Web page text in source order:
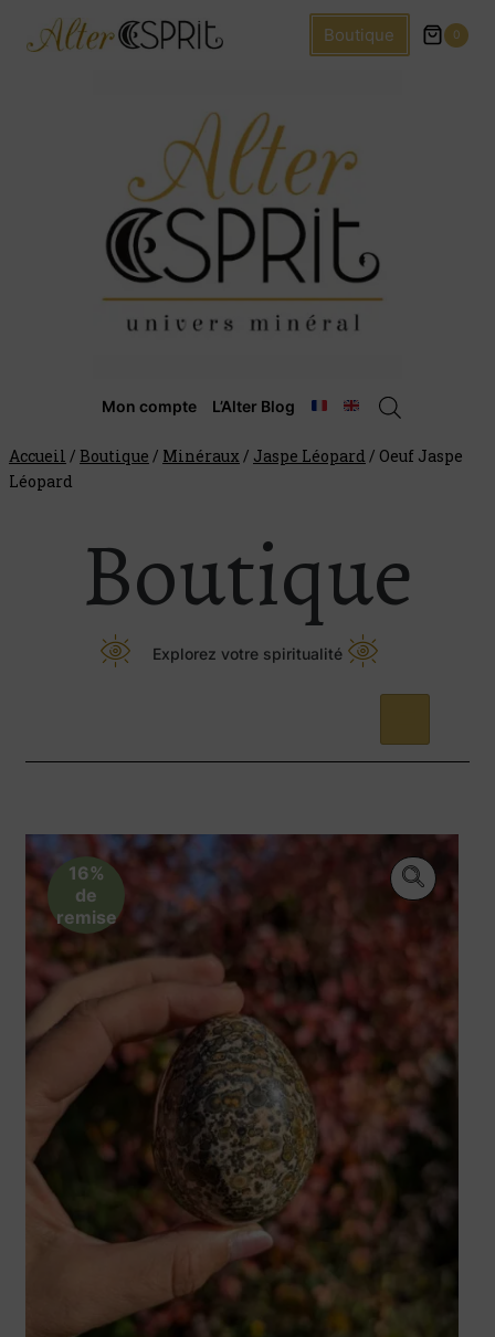
Boutique 0
Mon compte L’Alter Blog
Accueil / Boutique / Minéraux / Jaspe Léopard / Oeuf Jaspe
Léopard
Boutique
Explorez votre spiritualité
16%
de
remise